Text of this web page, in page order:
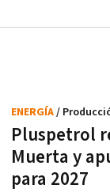
Pluspetrol
Muerta y
para 2027
ENERGÍA/